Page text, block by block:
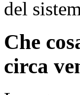
del
Che
circa